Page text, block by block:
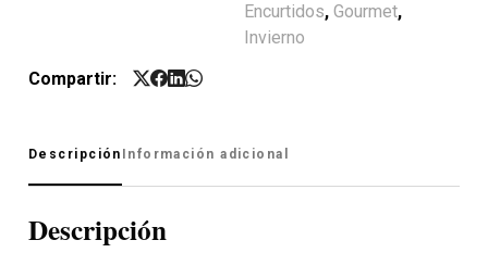
Encurtidos, Gourmet,
Invierno
Compartir:
Descripción Información adicional
Descripción